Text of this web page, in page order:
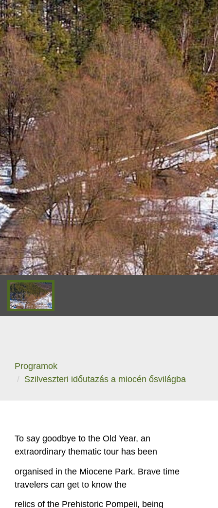
Programok
Szilveszteri időutazás a miocén ősvilágba
To say goodbye to the Old Year, an
extraordinary thematic tour has been
organised in the Miocene Park. Brave time
travelers can get to know the
relics of the Prehistoric Pompeii, being